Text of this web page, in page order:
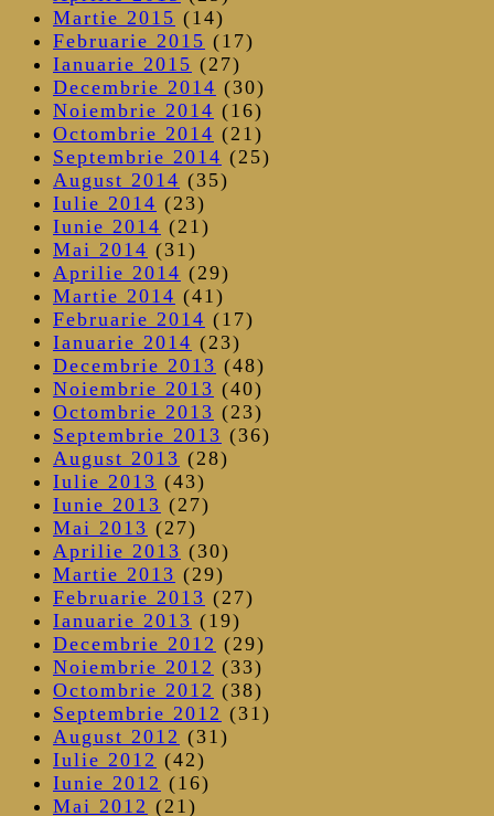
Martie 2015 (14)
Februarie 2015 (17)
Ianuarie 2015 (27)
Decembrie 2014 (30)
Noiembrie 2014 (16)
Octombrie 2014 (21)
Septembrie 2014 (25)
August 2014 (35)
Iulie 2014 (23)
Iunie 2014 (21)
Mai 2014 (31)
Aprilie 2014 (29)
Martie 2014 (41)
Februarie 2014 (17)
Ianuarie 2014 (23)
Decembrie 2013 (48)
Noiembrie 2013 (40)
Octombrie 2013 (23)
Septembrie 2013 (36)
August 2013 (28)
Iulie 2013 (43)
Iunie 2013 (27)
Mai 2013 (27)
Aprilie 2013 (30)
Martie 2013 (29)
Februarie 2013 (27)
Ianuarie 2013 (19)
Decembrie 2012 (29)
Noiembrie 2012 (33)
Octombrie 2012 (38)
Septembrie 2012 (31)
August 2012 (31)
Iulie 2012 (42)
Iunie 2012 (16)
Mai 2012 (21)